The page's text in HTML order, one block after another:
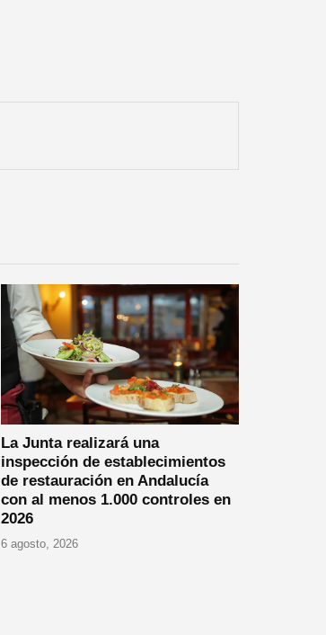
La Junta realizará una
inspección de establecimientos
de restauración en Andalucía
con al menos 1.000 controles en
2026
6 agosto, 2026